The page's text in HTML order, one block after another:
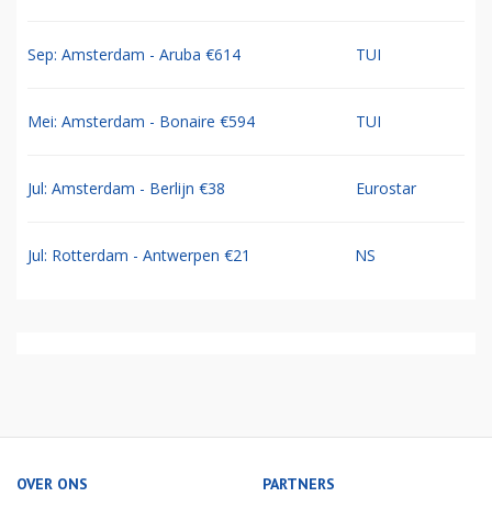
Sep: Amsterdam - Aruba €614 TUI
Mei: Amsterdam - Bonaire €594 TUI
Jul: Amsterdam - Berlijn €38 Eurostar
Jul: Rotterdam - Antwerpen €21 NS
OVER ONS PARTNERS